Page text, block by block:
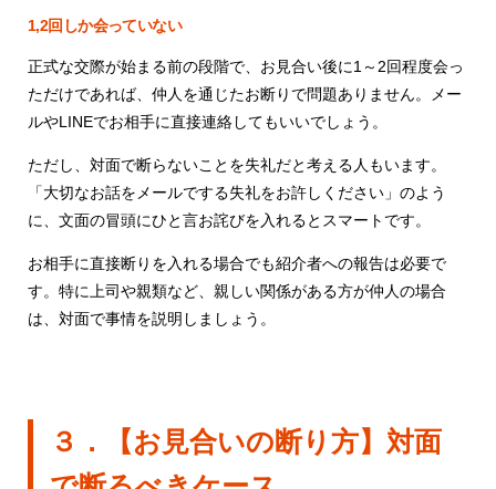
1,2回しか会っていない
正式な交際が始まる前の段階で、お見合い後に1～2回程度会っ
ただけであれば、仲人を通じたお断りで問題ありません。メー
ルやLINEでお相手に直接連絡してもいいでしょう。
ただし、対面で断らないことを失礼だと考える人もいます。
「大切なお話をメールでする失礼をお許しください」のよう
に、文面の冒頭にひと言お詫びを入れるとスマートです。
お相手に直接断りを入れる場合でも紹介者への報告は必要で
す。特に上司や親類など、親しい関係がある方が仲人の場合
は、対面で事情を説明しましょう。
３．【お見合いの断り方】対面